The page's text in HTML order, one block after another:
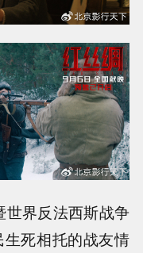
界反法西斯战争
死相托的战友情